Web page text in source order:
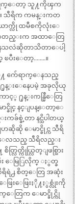
လိုက္ေတာ့ သူ႔ကိုၾက
သီရိက ကမန္းကတ
ာက္လို ထမီစကိုလုံးေ
းကတည္းက အထာေတြ
သလဲဆိုတာသိတာေပါ့
ၿပီးေတာ့……..။
႔ က်ေရာက္ေနသည္
႐ုန္းေနေပမဲ့ အခုလိုယု
ာင့္ ႐ုန္းကန္မြဳေတြ
ခိုင္ နင္ျပန္ေတာ့ေ
ကခ်စ္ခဲ့တာ နင္သိပါတယ္
ာဆိုဆို ေမာင္ခိုင္က သီရိ
က္ေလသည္ သီရိလည္း
ြတ္ကိုယ္လြတ္ျဖစ္သြား
ပီး ေမြြလိုက္ ႏွတ္ခ
ရဲ႕ စိတ္ေတြ အဆုံး
ဖြးေဖြးႏို႔ႏွစ္လုံးကို
ေတြက ေမာင္ခိုင္ကို